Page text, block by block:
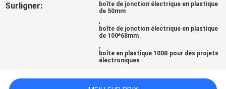
Surligner:
boîte de jonction électrique en plastique
de 50mm
,
boîte de jonction électrique en plastique
de 100*68mm
,
boîte en plastique 100B pour des projets
électroniques